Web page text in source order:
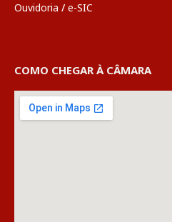
Ouvidoria / e-SIC
COMO CHEGAR À CÂMARA